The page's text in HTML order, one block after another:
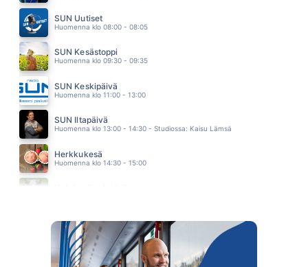
ELTON JOHN
04.16
SUN Uutiset
Huomenna klo 08:00 - 08:05
SUN Kesästoppi
Huomenna klo 09:30 - 09:35
SUN Keskipäivä
Huomenna klo 11:00 - 13:00
SUN Iltapäivä
Huomenna klo 13:00 - 14:30 - Studiossa: Kaisu Lämsä
Herkkukesä
Huomenna klo 14:30 - 15:00